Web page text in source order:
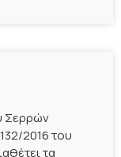
Σερρών
2016 του
τα